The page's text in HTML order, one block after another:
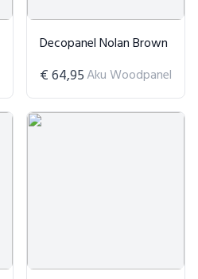
Decopanel Nolan Brown
€ 64,95 Aku Woodpanel